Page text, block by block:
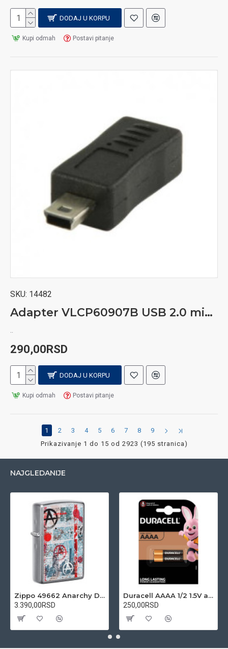
DODAJ U KORPU
Kupi odmah Postavi pitanje
SKU: 14482
Adapter VLCP60907B USB 2.0 mini 5pin utik.-USB Micro B utik.
290,00RSD
DODAJ U KORPU
Kupi odmah Postavi pitanje
1 2 3 4 5 6 7 8
9
Prikazivanje 1 do 15 od 2923 (195 stranica)
NAJGLEDANIJE
Zippo 49662 Anarchy Design upaljač
3.390,00RSD
Duracell AAAA 1/2 1.5V alkalna baterija
250,00RSD